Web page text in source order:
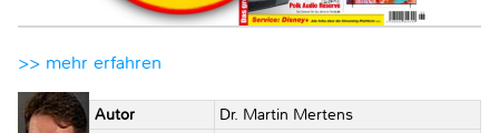
>> mehr erfahren
Autor
Dr. Martin Mertens